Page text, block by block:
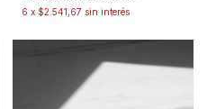
6 x $2.541,67 sin interés